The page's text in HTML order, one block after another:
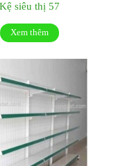
Kệ siêu thị 57
Xem thêm